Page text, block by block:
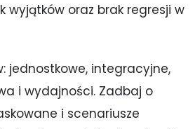
wyjątków oraz brak regresji w
jednostkowe, integracyjne,
i wydajności. Zadbaj o
i scenariusze